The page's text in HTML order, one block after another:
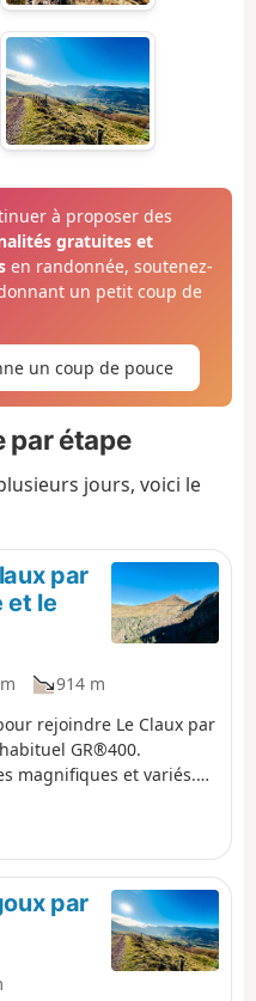
à proposer des
gratuites et
en randonnée, soutenez-
un petit coup de
un coup de pouce
par étape
jours, voici le
par
et le
914 m
rejoindre Le Claux par
GR®400.
magnifiques et variés.
(comptez 6 à 8h en
nuit au Claux et/ou au
par